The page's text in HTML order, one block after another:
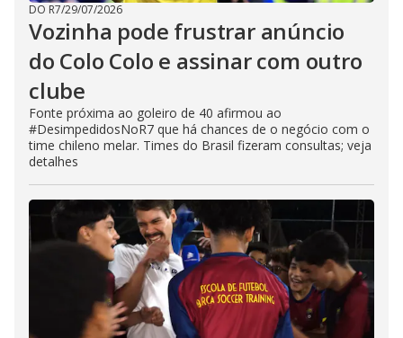
DO R7/29/07/2026
Vozinha pode frustrar anúncio
do Colo Colo e assinar com outro
clube
Fonte próxima ao goleiro de 40 afirmou ao
#DesimpedidosNoR7 que há chances de o negócio com o
time chileno melar. Times do Brasil fizeram consultas; veja
detalhes